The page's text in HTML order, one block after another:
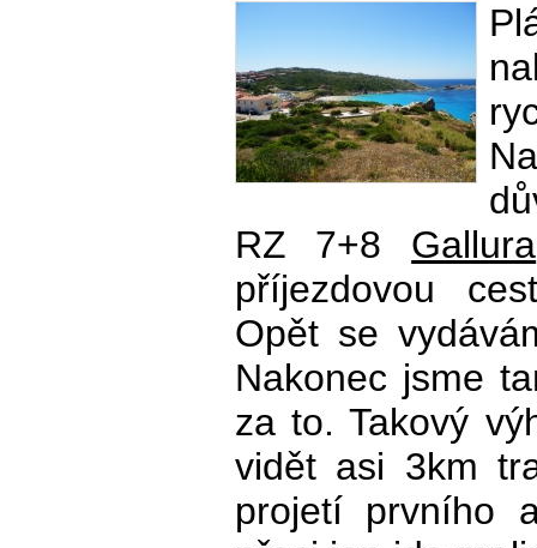
RZ 7+8 Gallura
příjezdovou
Opět se
Nakonec jsme
za to. Takový
vidět asi 3km
projetí prvního